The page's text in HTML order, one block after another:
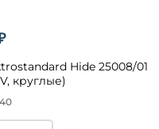
Hide 25008/01
круглые)